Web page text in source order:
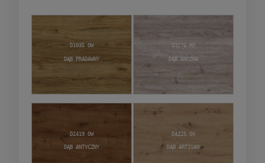
Dąb Pradawny
D1035 OW
Dąb Ancona
D3276 MX
Dąb Antyczny
D2419 OW
Dąb Artisan
D4225 OV